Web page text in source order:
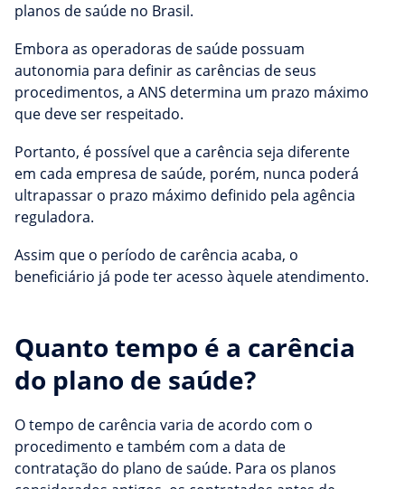
planos de saúde no Brasil.
Embora as operadoras de saúde possuam
autonomia para definir as carências de seus
procedimentos, a ANS determina um prazo máximo
que deve ser respeitado.
Portanto, é possível que a carência seja diferente
em cada empresa de saúde, porém, nunca poderá
ultrapassar o prazo máximo definido pela agência
reguladora.
Assim que o período de carência acaba, o
beneficiário já pode ter acesso àquele atendimento.
Quanto tempo é a carência
do plano de saúde?
O tempo de carência varia de acordo com o
procedimento e também com a data de
contratação do plano de saúde. Para os planos